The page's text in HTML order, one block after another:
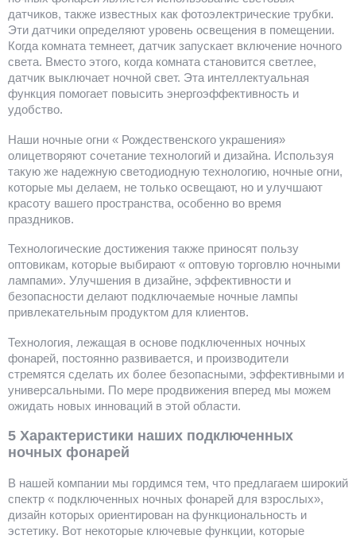
датчиков, также известных как фотоэлектрические трубки.
Эти датчики определяют уровень освещения в помещении.
Когда комната темнеет, датчик запускает включение ночного
света. Вместо этого, когда комната становится светлее,
датчик выключает ночной свет. Эта интеллектуальная
функция помогает повысить энергоэффективность и
удобство.
Наши ночные огни « Рождественского украшения»
олицетворяют сочетание технологий и дизайна. Используя
такую же надежную светодиодную технологию, ночные огни,
которые мы делаем, не только освещают, но и улучшают
красоту вашего пространства, особенно во время
праздников.
Технологические достижения также приносят пользу
оптовикам, которые выбирают « оптовую торговлю ночными
лампами». Улучшения в дизайне, эффективности и
безопасности делают подключаемые ночные лампы
привлекательным продуктом для клиентов.
Технология, лежащая в основе подключенных ночных
фонарей, постоянно развивается, и производители
стремятся сделать их более безопасными, эффективными и
универсальными. По мере продвижения вперед мы можем
ожидать новых инноваций в этой области.
5 Характеристики наших подключенных
ночных фонарей
В нашей компании мы гордимся тем, что предлагаем широкий
спектр « подключенных ночных фонарей для взрослых»,
дизайн которых ориентирован на функциональность и
эстетику. Вот некоторые ключевые функции, которые